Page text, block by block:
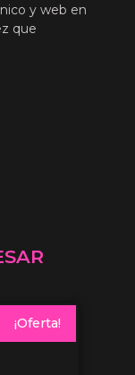
y web en
que
¡Oferta!